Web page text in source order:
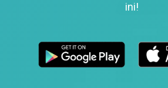
ini!